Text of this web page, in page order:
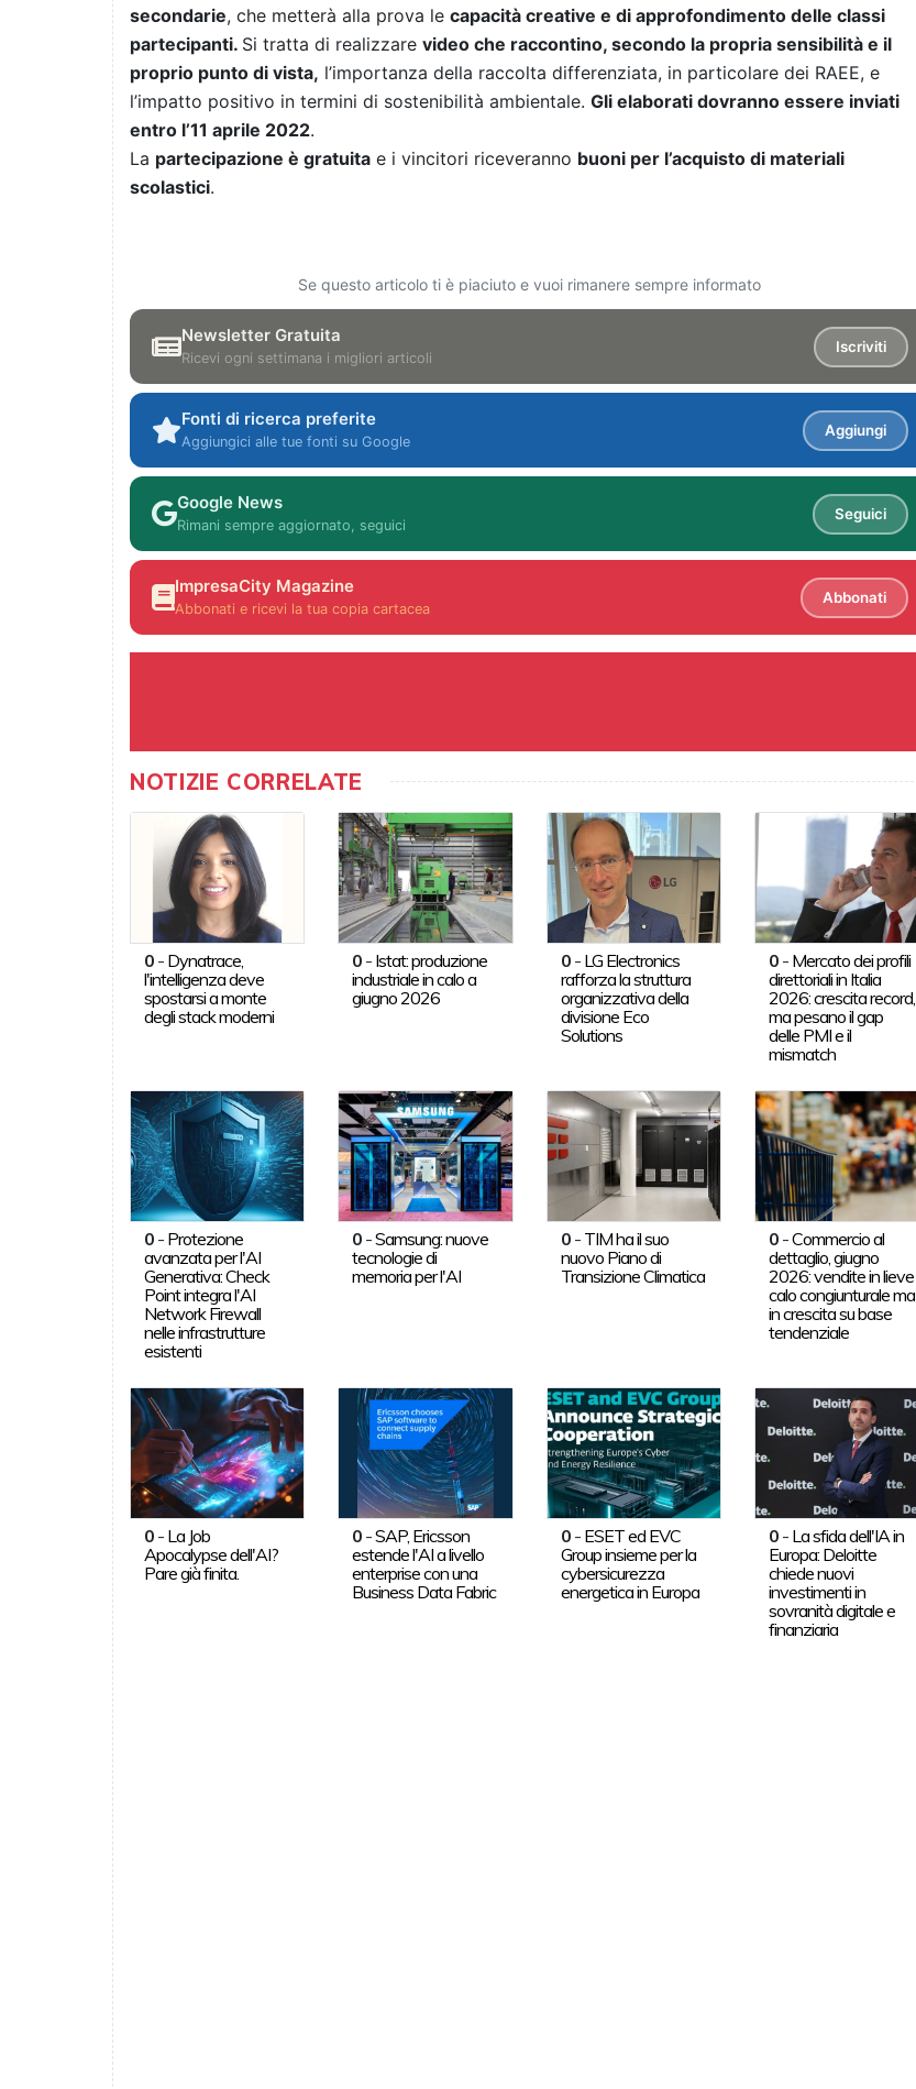
secondarie, che metterà alla prova le capacità creative e di approfondimento delle classi
partecipanti. Si tratta di realizzare video che raccontino, secondo la propria sensibilità e il
proprio punto di vista, l’importanza della raccolta differenziata, in particolare dei RAEE, e
l’impatto positivo in termini di sostenibilità ambientale. Gli elaborati dovranno essere inviati
entro l’11 aprile 2022.
La partecipazione è gratuita e i vincitori riceveranno buoni per l’acquisto di materiali
scolastici.
Se questo articolo ti è piaciuto e vuoi rimanere sempre informato
Newsletter Gratuita
Ricevi ogni settimana i migliori articoli
Iscriviti
Fonti di ricerca preferite
Aggiungici alle tue fonti su Google
Aggiungi
Google News
Rimani sempre aggiornato, seguici
Seguici
ImpresaCity Magazine
Abbonati e ricevi la tua copia cartacea
Abbonati
NOTIZIE CORRELATE
0- Dynatrace,
l'intelligenza deve
spostarsi a monte
degli stack moderni
0 - Istat: produzione
industriale in calo a
giugno 2026
0- LG Electronics
rafforza la struttura
organizzativa della
divisione Eco
Solutions
0 - Mercato dei profili
direttoriali in Italia
2026: crescita record,
ma pesano il gap
delle PMI e il
mismatch
0- Protezione
avanzata per l'AI
Generativa: Check
Point integra l'AI
Network Firewall
nelle infrastrutture
esistenti
0 -Samsung: nuove
tecnologie di
memoria per l'AI
0- TIM ha il suo
nuovo Piano di
Transizione Climatica
0 -Commercio al
dettaglio, giugno
2026: vendite in lieve
calo congiunturale ma
in crescita su base
tendenziale
0- La Job
Apocalypse dell'AI?
Pare già finita.
0 -SAP, Ericsson
estende l'AI a livello
enterprise con una
Business Data Fabric
0- ESET ed EVC
Group insieme per la
cybersicurezza
energetica in Europa
0 - La sfida dell'IA in
Europa: Deloitte
chiede nuovi
investimenti in
sovranità digitale e
finanziaria